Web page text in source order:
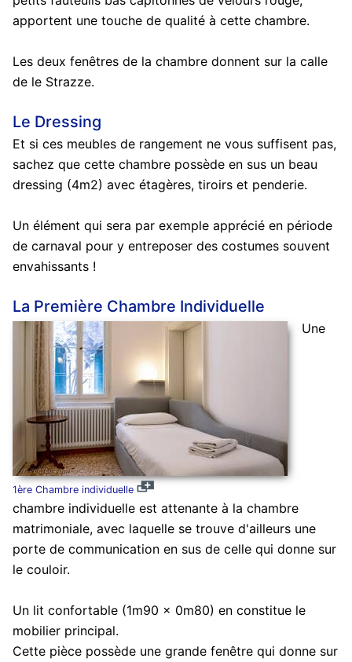
apportent une touche de qualité à cette chambre.
Les deux fenêtres de la chambre donnent sur la calle
de le Strazze.
Le Dressing
Et si ces meubles de rangement ne vous suffisent pas,
sachez que cette chambre possède en sus un beau
dressing (4m2) avec étagères, tiroirs et penderie.
Un élément qui sera par exemple apprécié en période
de carnaval pour y entreposer des costumes souvent
envahissants !
La Première Chambre Individuelle
1ère Chambre individuelle
Une
chambre individuelle est attenante à la chambre
matrimoniale, avec laquelle se trouve d'ailleurs une
porte de communication en sus de celle qui donne sur
le couloir.
Un lit confortable (1m90 x 0m80) en constitue le
mobilier principal.
Cette pièce possède une grande fenêtre qui donne sur